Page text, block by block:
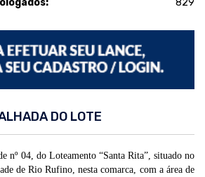
829
DO LOTE
nº 04, do Loteamento “Santa Rita”, situado no
de Rio Rufino, nesta comarca, com a área de